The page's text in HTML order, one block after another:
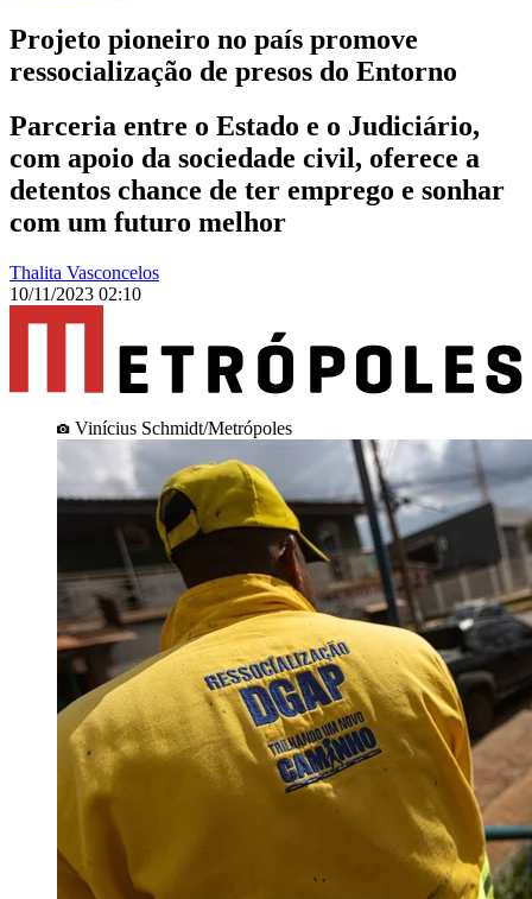
Projeto pioneiro no país promove
ressocialização de presos do Entorno
Parceria entre o Estado e o Judiciário,
com apoio da sociedade civil, oferece a
detentos chance de ter emprego e sonhar
com um futuro melhor
Thalita Vasconcelos
10/11/2023 02:10
Vinícius Schmidt/Metrópoles